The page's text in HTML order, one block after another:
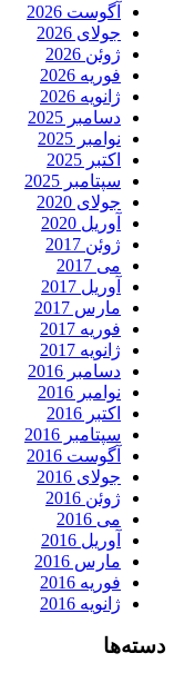
آگوست 2026
جولای 2026
ژوئن 2026
فوریه 2026
ژانویه 2026
دسامبر 2025
نوامبر 2025
اکتبر 2025
سپتامبر 2025
جولای 2020
آوریل 2020
ژوئن 2017
می 2017
آوریل 2017
مارس 2017
فوریه 2017
ژانویه 2017
دسامبر 2016
نوامبر 2016
اکتبر 2016
سپتامبر 2016
آگوست 2016
جولای 2016
ژوئن 2016
می 2016
آوریل 2016
مارس 2016
فوریه 2016
ژانویه 2016
دسته‌ها